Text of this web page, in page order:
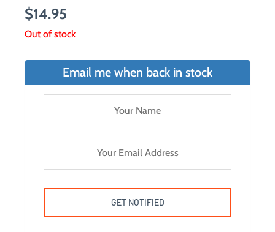
$14.95
Out of stock
Email me when back in stock